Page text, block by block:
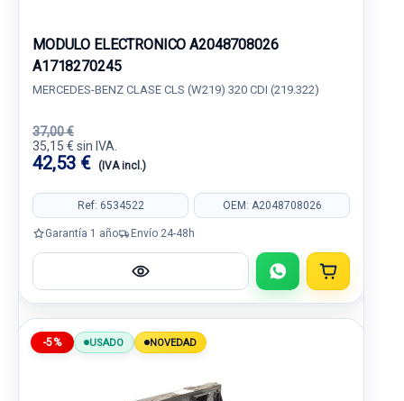
MODULO ELECTRONICO A2048708026
A1718270245
MERCEDES-BENZ CLASE CLS (W219) 320 CDI (219.322)
37,00 €
35,15 € sin IVA.
42,53 € (IVA incl.)
Ref: 6534522 OEM: A2048708026
Garantía 1 año Envío 24-48h
-5% USADO NOVEDAD